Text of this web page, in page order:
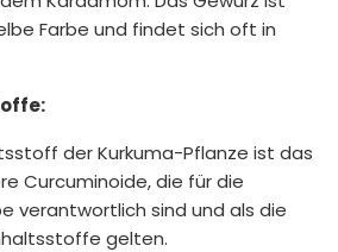
Farbe und findet sich oft in
der Kurkuma-Pflanze ist das
Curcuminoide, die für die
verantwortlich sind und als die
gelten.